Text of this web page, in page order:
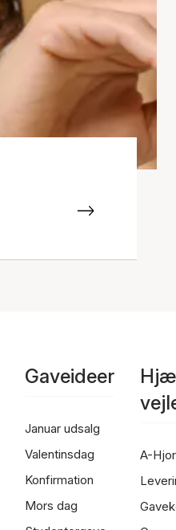
Gaveideer
Januar udsalg
Valentinsdag
Konfirmation
Mors dag
A-